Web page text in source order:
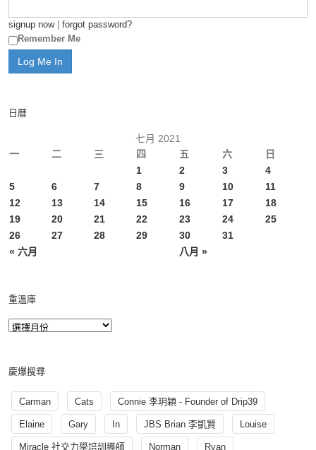
signup now| forgot password?
Remember Me
日曆
七月 2021
一
二 三 四 五 六 日
« 六月 八月 »
1 2 3
4
5
6 7 8 9 10
11
12
13 14 15 16 17
18
19
20 21 22 23 24
25
26
27 28 29 30 31
重溫庫
慶爆搜尋
Carman Cats Connie 李玥穎 - Founder of Drip39
Elaine Gary In JBS Brian 李凱賢 Louise
Miracle 社交力學培訓導師 Norman Ryan